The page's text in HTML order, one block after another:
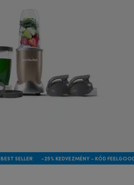
BEST SELLER -25% KEDVEZMÉNY - KÓD